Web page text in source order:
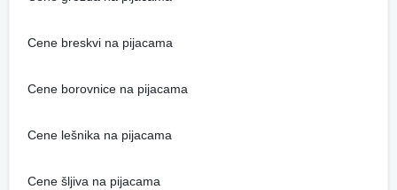
Cene breskvi na pijacama
Cene borovnice na pijacama
Cene lešnika na pijacama
Cene šljiva na pijacama